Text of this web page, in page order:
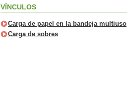
VÍNCULOS
Carga de papel en la bandeja multiuso
Carga de sobres